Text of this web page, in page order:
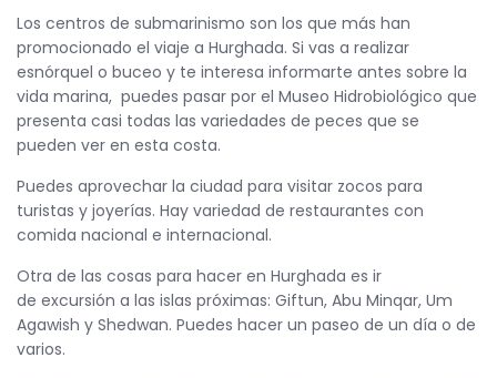
Los centros de submarinismo son los que más han
promocionado el viaje a Hurghada. Si vas a realizar
esnórquel o buceo y te interesa informarte antes sobre la
vida marina, puedes pasar por el Museo Hidrobiológico que
presenta casi todas las variedades de peces que se
pueden ver en esta costa.
Puedes aprovechar la ciudad para visitar zocos para
turistas y joyerías. Hay variedad de restaurantes con
comida nacional e internacional.
Otra de las cosas para hacer en Hurghada es ir
de excursión a las islas próximas: Giftun, Abu Minqar, Um
Agawish y Shedwan. Puedes hacer un paseo de un día o de
varios.